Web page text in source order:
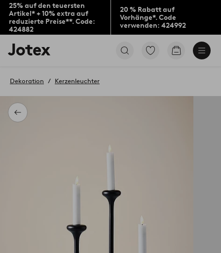
25% auf den teuersten
Artikel* + 10% extra auf
reduzierte Preise**. Code:
424882
20 % Rabatt auf
Vorhänge*. Code
verwenden: 424992
Jotex-
Logo
Startseite
Zu
Produkten
Zum
Zurück
Dekoration Kerzenleuchter